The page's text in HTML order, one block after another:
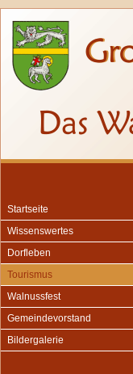
Startseite
Wissenswertes
Dorfleben
Tourismus
Walnussfest
Gemeindevorstand
Bildergalerie